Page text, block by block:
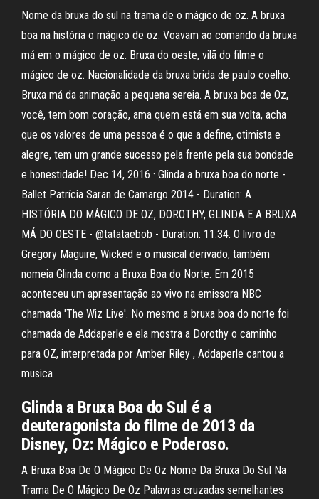
Nome da bruxa do sul na trama de o mágico de oz. A bruxa
boa na história o mágico de oz. Voavam ao comando da bruxa
má em o mágico de oz. Bruxa do oeste, vilã do filme o
mágico de oz. Nacionalidade da bruxa brida de paulo coelho.
Bruxa má da animação a pequena sereia. A bruxa boa de Oz,
você, tem bom coração, ama quem está em sua volta, acha
que os valores de uma pessoa é o que a define, otimista e
alegre, tem um grande sucesso pela frente pela sua bondade
e honestidade! Dec 14, 2016 · Glinda a bruxa boa do norte -
Ballet Patrícia Saran de Camargo 2014 - Duration: A
HISTÓRIA DO MÁGICO DE OZ, DOROTHY, GLINDA E A BRUXA
MÁ DO OESTE - @tatataebob - Duration: 11:34. O livro de
Gregory Maguire, Wicked e o musical derivado, também
nomeia Glinda como a Bruxa Boa do Norte. Em 2015
aconteceu um apresentação ao vivo na emissora NBC
chamada 'The Wiz Live'. No mesmo a bruxa boa do norte foi
chamada de Addaperle e ela mostra a Dorothy o caminho
para OZ, interpretada por Amber Riley , Addaperle cantou a
musica
Glinda a Bruxa Boa do Sul é a
deuteragonista do filme de 2013 da
Disney, Oz: Mágico e Poderoso.
A Bruxa Boa De O Mágico De Oz Nome Da Bruxa Do Sul Na
Trama De O Mágico De Oz Palavras cruzadas semelhantes